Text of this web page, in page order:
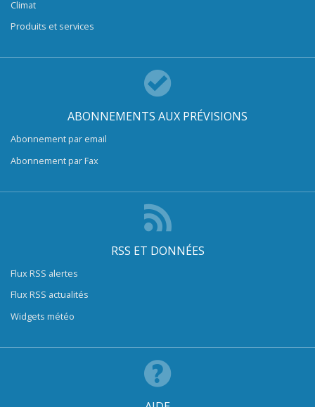
Climat
Produits et services
ABONNEMENTS AUX PRÉVISIONS
Abonnement par email
Abonnement par Fax
RSS ET DONNÉES
Flux RSS alertes
Flux RSS actualités
Widgets météo